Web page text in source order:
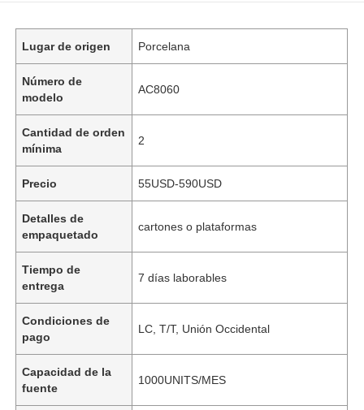
Lugar de origen Porcelana
Número de
modelo
AC8060
Cantidad de orden
mínima
2
Precio 55USD-590USD
Detalles de
empaquetado
cartones o plataformas
Tiempo de
entrega
7 días laborables
Condiciones de
pago
LC, T/T, Unión Occidental
Capacidad de la
fuente
1000UNITS/MES